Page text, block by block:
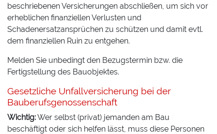
beschriebenen Versicherungen abschließen, um sich vor
erheblichen finanziellen Verlusten und
Schadenersatzansprüchen zu schützen und damit evtl.
dem finanziellen Ruin zu entgehen.
Melden Sie unbedingt den Bezugstermin bzw. die
Fertigstellung des Bauobjektes.
Gesetzliche Unfallversicherung bei der
Bauberufsgenossenschaft
Wichtig:Wer selbst (privat) jemanden am Bau
beschäftigt oder sich helfen lässt, muss diese Personen